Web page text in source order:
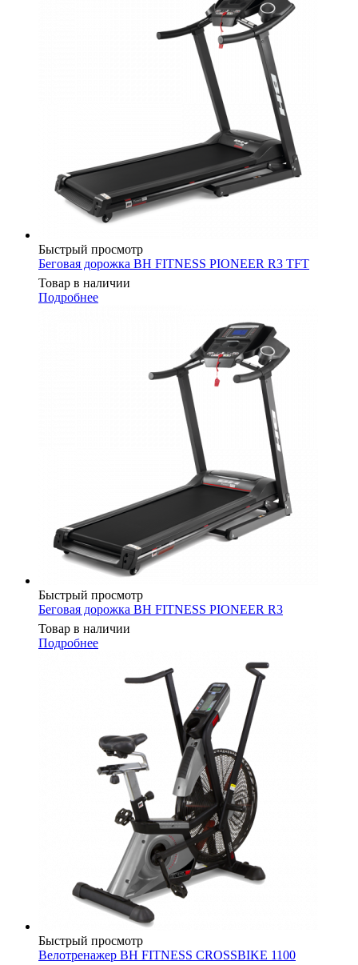
Быстрый просмотр
Беговая дорожка BH FITNESS PIONEER R3 TFT
Товар в наличии
Подробнее
Быстрый просмотр
Беговая дорожка BH FITNESS PIONEER R3
Товар в наличии
Подробнее
Быстрый просмотр
Велотренажер BH FITNESS CROSSBIKE 1100